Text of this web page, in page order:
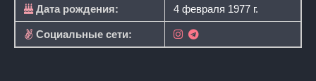
Дата рождения: 4 февраля 1977 г.
Социальные сети: